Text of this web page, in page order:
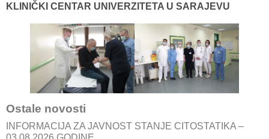
KLINIČKI CENTAR UNIVERZITETA U SARAJEVU
Ostale novosti
INFORMACIJA ZA JAVNOST STANJE CITOSTATIKA –